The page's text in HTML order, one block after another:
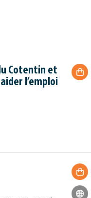
Cotentin et
l’emploi